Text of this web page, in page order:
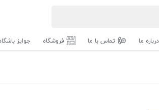
درباره ما تماس با ما فروشگاه جوایز